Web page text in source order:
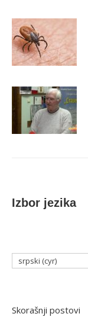
Izbor jezika
srpski (cyr)
Skorašnji postovi